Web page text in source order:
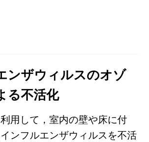
ンザウィルスのオゾ
る不活化
用して，室内の壁や床に付
ンフルエンザウィルスを不活